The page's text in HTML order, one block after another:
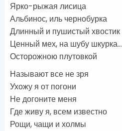
Ярко-рыжая лисица
Альбинос, иль чернобурка
Длинный и пушистый хвостик
Ценный мех, на шубу шкурка…
Осторожною плутовкой
Называют все не зря
Ухожу я от погони
Не догоните меня
Где живу я, всем известно
Рощи, чащи и холмы